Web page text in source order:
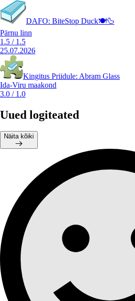
DAFO: BiteStop Duck🍽️🦆
Pärnu linn
1.5 / 1.5
25.07.2026
Kingitus Priidule: Abram Glass
Ida-Viru maakond
3.0 / 1.0
Uued logiteated
Näita kõiki